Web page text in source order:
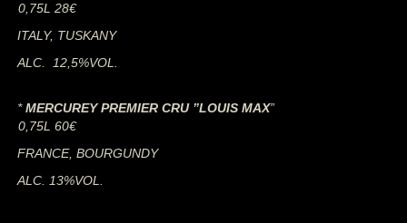
0,75L 28€
ITALY, TUSKANY
ALC. 12,5%VOL.
*MERCUREY PREMIER CRU ”LOUIS MAX”
0,75L 60€
FRANCE, BOURGUNDY
ALC. 13%VOL.